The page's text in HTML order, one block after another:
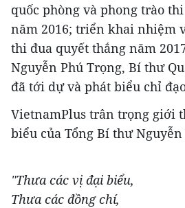
quốc phòng và phong trào
năm 2016; triển khai nhiệm
thi đua quyết thắng năm
Nguyễn Phú Trọng, Bí thư
đã tới dự và phát biểu chỉ
​VietnamPlus trân trọng giới
biểu của Tổng Bí thư
"Thưa các vị đại biểu,
Thưa các đồng chí,